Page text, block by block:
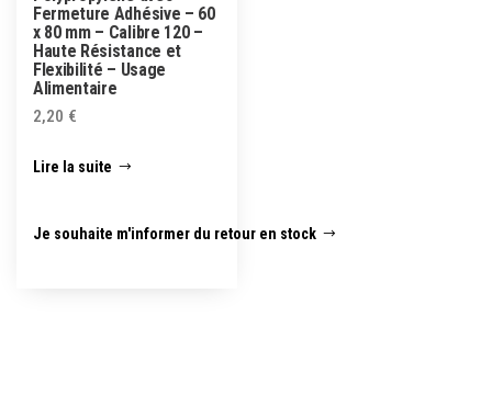
Fermeture Adhésive – 60
x 80 mm – Calibre 120 –
Haute Résistance et
Flexibilité – Usage
Alimentaire
2,20 €
Lire la suite
Je souhaite m'informer du retour en stock